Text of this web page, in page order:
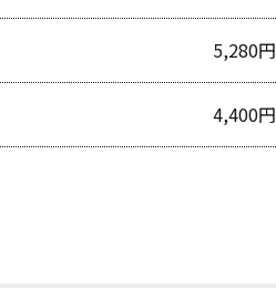
5,280円
4,400円